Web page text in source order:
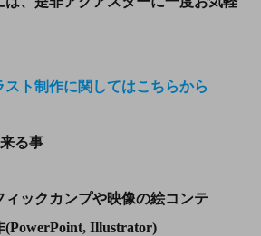
ト制作に関してはこちらから
る事
ィックカンプや映像の絵コンテ
(PowerPoint, Illustrator)